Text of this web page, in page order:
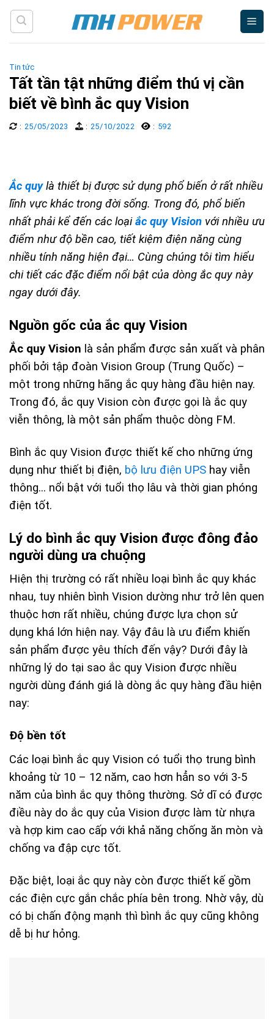
Skip
content
Tin tức
Tất tần tật những điểm thú vị cần
biết về bình ắc quy Vision
: 25/05/2023 : 25/10/2022 : 592
Ắc quylà thiết bị được sử dụng phổ biến ở rất nhiều
lĩnh vực khác trong đời sống. Trong đó, phổ biến
nhất phải kể đến các loạiắc quy Vision với nhiều ưu
điểm như độ bền cao, tiết kiệm điện năng cùng
nhiều tính năng hiện đại… Cùng chúng tôi tìm hiểu
chi tiết các đặc điểm nổi bật của dòng ắc quy này
ngay dưới đây.
Nguồn gốc của ắc quy Vision
Ắc quy Vision là sản phẩm được sản xuất và phân
phối bởi tập đoàn Vision Group (Trung Quốc) –
một trong những hãng ắc quy hàng đầu hiện nay.
Trong đó, ắc quy Vision còn được gọi là ắc quy
viễn thông, là một sản phẩm thuộc dòng FM.
Bình ắc quy Vision được thiết kế cho những ứng
dụng như thiết bị điện, bộ lưu điện UPS hay viễn
thông… nổi bật với tuổi thọ lâu và thời gian phóng
điện tốt.
Lý do bình ắc quy Vision được đông đảo
người dùng ưa chuộng
Hiện thị trường có rất nhiều loại bình ắc quy khác
nhau, tuy nhiên bình Vision dường như trở lên quen
thuộc hơn rất nhiều, chúng được lựa chọn sử
dụng khá lớn hiện nay. Vậy đâu là ưu điểm khiến
sản phẩm được yêu thích đến vậy? Dưới đây là
những lý do tại sao ắc quy Vision được nhiều
người dùng đánh giá là dòng ắc quy hàng đầu hiện
nay:
Độ bền tốt
Các loại bình ắc quy Vision có tuổi thọ trung bình
khoảng từ 10 – 12 năm, cao hơn hẳn so với 3-5
năm của bình ắc quy thông thường. Sở dĩ có được
điều này do ắc quy của Vision được làm từ nhựa
và hợp kim cao cấp với khả năng chống ăn mòn và
chống va đập cực tốt.
Đặc biệt, loại ắc quy này còn được thiết kế gồm
các điện cực gắn chắc phía bên trong. Nhờ vậy, dù
có bị chấn động mạnh thì bình ắc quy cũng không
dễ bị hư hỏng.